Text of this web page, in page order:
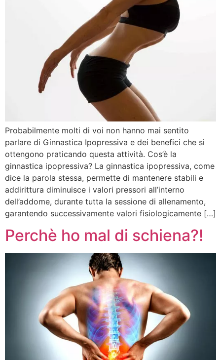
Probabilmente molti di voi non hanno mai sentito
parlare di Ginnastica Ipopressiva e dei benefici che si
ottengono praticando questa attività. Cos’è la
ginnastica ipopressiva? La ginnastica ipopressiva, come
dice la parola stessa, permette di mantenere stabili e
addirittura diminuisce i valori pressori all’interno
dell’addome, durante tutta la sessione di allenamento,
garantendo successivamente valori fisiologicamente […]
Perchè ho mal di schiena?!